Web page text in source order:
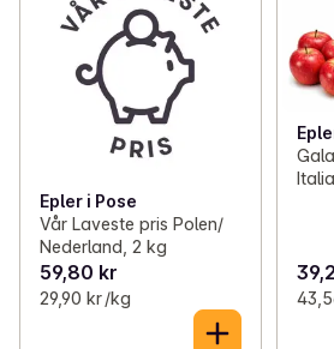
Epler i Pose
Vår Laveste pris Polen/
Nederland, 2 kg
59,80 kr
29,90 kr /kg